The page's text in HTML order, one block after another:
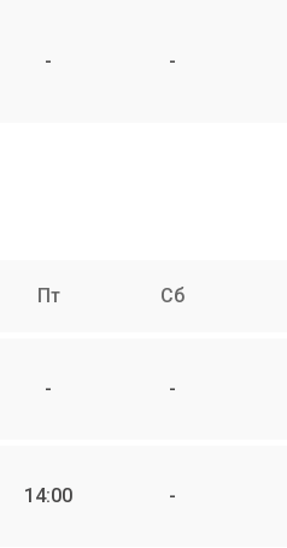
- -
Пт Сб
- -
14:00 -